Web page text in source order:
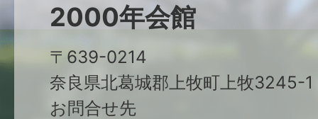
2000年会館
〒639-0214
奈良県北葛城郡上牧町上牧3245-1
お問合せ先